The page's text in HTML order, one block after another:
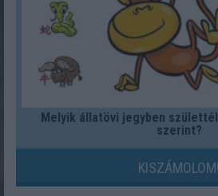
Melyik állatövi jegyben
szerint?
KISZÁMOLOM!